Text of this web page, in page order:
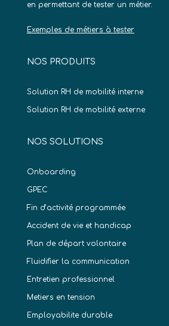
en permettant de tester un métier.
Exemples de métiers à tester
NOS PRODUITS
Solution RH de mobilité interne
Solution RH de mobilité externe
NOS SOLUTIONS
Onboarding
GPEC
Fin d’activité programmée
Accident de vie et handicap
Plan de départ volontaire
Fluidifier la communication
Entretien professionnel
Metiers en tension
Employabilite durable